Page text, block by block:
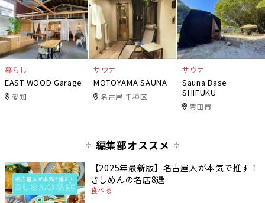
暮らし
EAST WOOD Garage
愛知
サウナ
MOTOYAMA SAUNA
名古屋 千種区
サウナ
Sauna Base
SHIFUKU
豊田市
編集部オススメ
【2025年最新版】名古屋人が本気で推す！
きしめんの名店8選
食べる